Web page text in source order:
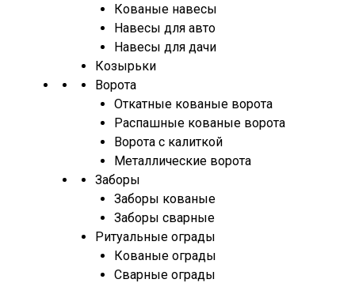
Кованые навесы
Навесы для авто
Навесы для дачи
Козырьки
Ворота
Откатные кованые ворота
Распашные кованые ворота
Ворота с калиткой
Металлические ворота
Заборы
Заборы кованые
Заборы сварные
Ритуальные ограды
Кованые ограды
Сварные ограды